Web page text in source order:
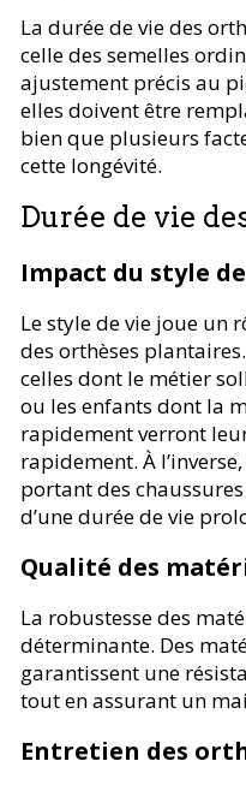
La durée de vie des
celle des semelles
ajustement précis au
elles doivent être
bien que plusieurs
cette longévité.
Durée de vie
Impact du style
Le style de vie joue un
des orthèses
celles dont le métier
ou les enfants dont la
rapidement verront
rapidement. À
portant des
d’une durée de vie
Qualité des
La robustesse des
déterminante. Des
garantissent une
tout en assurant un
Entretien des